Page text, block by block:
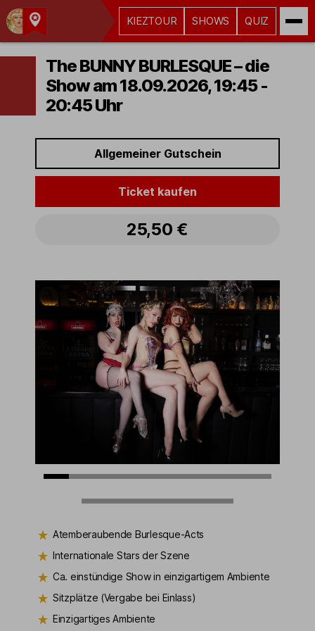
Kult-
Kieztouren
Hamburg
KIEZTOUR SHOWS QUIZ
The BUNNY BURLESQUE – die
Show am 18.09.2026, 19:45 -
20:45 Uhr
Allgemeiner Gutschein
Ticket kaufen
25,50 €
Atemberaubende Burlesque-Acts
Internationale Stars der Szene
Ca. einstündige Show in einzigartigem Ambiente
Sitzplätze (Vergabe bei Einlass)
Einzigartiges Ambiente